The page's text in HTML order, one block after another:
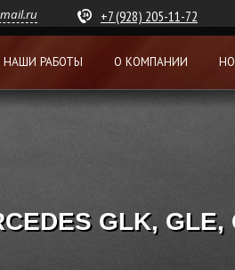
+7 (928) 205-11-72
НАШИ РАБОТЫ О КОМПАНИИ
GLK,